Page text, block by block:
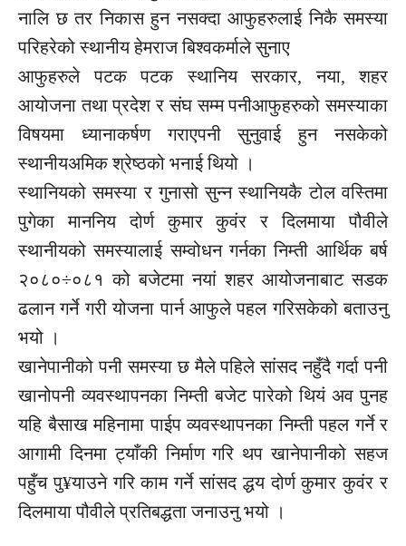
नालि छ तर निकास हुन नसक्दा आफुहरुलाई निकै समस्या
परिहरेको स्थानीय हेमराज बिश्वकर्माले सुनाए
आफुहरुले पटक पटक स्थानिय सरकार, नया, शहर
आयोजना तथा प्रदेश र संघ सम्म पनीआफुहरुको समस्याका
विषयमा ध्यानाकर्षण गराएपनी सुनुवाई हुन नसकेको
स्थानीयअमिक श्रेष्ठको भनाई थियो ।
स्थानियको समस्या र गुनासो सुन्न स्थानियकै टोल वस्तिमा
पुगेका माननिय दोर्ण कुमार कुवंर र दिलमाया पौवीले
स्थानीयको समस्यालाई सम्वोधन गर्नका निम्ती आर्थिक बर्ष
२०८०÷०८१ को बजेटमा नयां शहर आयोजनाबाट सडक
ढलान गर्ने गरी योजना पार्न आफुले पहल गरिसकेको बताउनु
भयो ।
खानेपानीको पनी समस्या छ मैले पहिले सांसद नहुँदै गर्दा पनी
खानोपनी व्यवस्थापनका निम्ती बजेट पारेको थियं अव पुनह
यहि बैसाख महिनामा पाईप व्यवस्थापनका निम्ती पहल गर्ने र
आगामी दिनमा ट्याँकी निर्माण गरि थप खानेपानीको सहज
पहुँच पु¥याउने गरि काम गर्ने सांसद द्धय दोर्ण कुमार कुवंर र
दिलमाया पौवीले प्रतिबद्धता जनाउनु भयो ।